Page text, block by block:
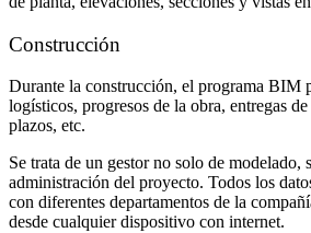
Construcción
Durante la construcción, el programa BIM
logísticos, progresos de la obra, entregas
plazos, etc.
Se trata de un gestor no solo de modelado,
administración del proyecto. Todos los
con diferentes departamentos de la
desde cualquier dispositivo con internet.